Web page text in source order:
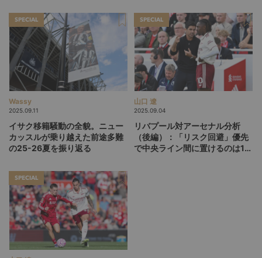
る理由
盛り上がっているワケ
SPECIAL
Wassy
2025.09.11
イサク移籍騒動の全貌。ニュー
カッスルが乗り越えた前途多難
の25-26夏を振り返る
SPECIAL
山口 遼
2025.09.04
リバプール対アーセナル分析
（後編）：「リスク回避」優先
で中央ライン間に置けるのは1
SPECIAL